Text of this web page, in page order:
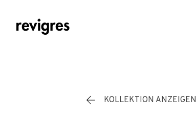
KOLLEKTION ANZEIGEN